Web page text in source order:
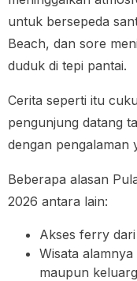
untuk bersepeda
Beach, dan sore
duduk di tepi pantai.
Cerita seperti itu
pengunjung datang
dengan pengalaman
Beberapa alasan
2026 antara lain:
Akses ferry
Wisata
maupun